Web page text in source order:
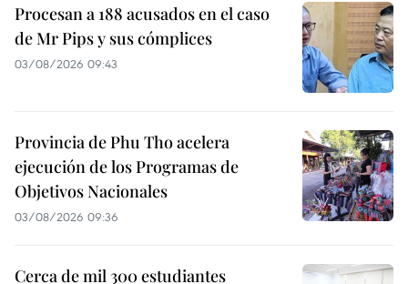
Procesan a 188 acusados en el caso
de Mr Pips y sus cómplices
03/08/2026 09:43
Provincia de Phu Tho acelera
ejecución de los Programas de
Objetivos Nacionales
03/08/2026 09:36
Cerca de mil 300 estudiantes